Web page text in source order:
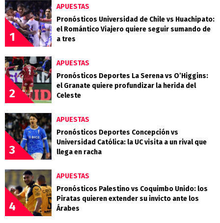
1
APUESTAS
Pronósticos Universidad de Chile vs Huachipato:
el Romántico Viajero quiere seguir sumando de
a tres
2
APUESTAS
Pronósticos Deportes La Serena vs O’Higgins:
el Granate quiere profundizar la herida del
Celeste
3
APUESTAS
Pronósticos Deportes Concepción vs
Universidad Católica: la UC visita a un rival que
llega en racha
4
APUESTAS
Pronósticos Palestino vs Coquimbo Unido: los
Piratas quieren extender su invicto ante los
Árabes